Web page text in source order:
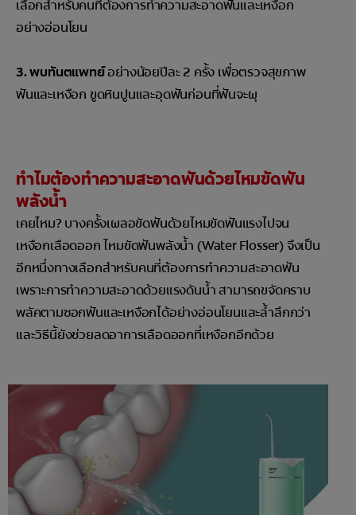
เลือกสำหรับคนที่ต้องการทำความสะอาดฟันและเหงือก
อย่างอ่อนโยน
3. พบทันตแพทย์อย่างน้อยปีละ 2 ครั้ง เพื่อตรวจสุขภาพ
ฟันและเหงือก ขูดหินปูนและอุดฟันก่อนที่ฟันจะผุ
ทำไมต้องทำความสะอาดฟันด้วยไหมขัดฟัน
พลังน้ำ
เคยไหม? บางครั้งเผลอขัดฟันด้วยไหมขัดฟันแรงไปจน
เหงือกเลือดออก ไหมขัดฟันพลังน้ำ (Water Flosser) จึงเป็น
อีกหนึ่งทางเลือกสำหรับคนที่ต้องการทำความสะอาดฟัน
เพราะการทำความสะอาดด้วยแรงดันน้ำ สามารถขจัดคราบ
พลัคตามซอกฟันและเหงือกได้อย่างอ่อนโยนและล้ำลึกกว่า
และวิธีนี้ยังช่วยลดอาการเลือดออกที่เหงือกอีกด้วย